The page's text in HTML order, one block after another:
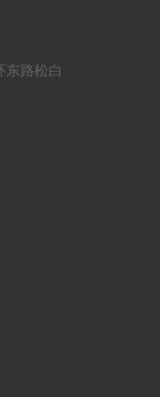
东路松白